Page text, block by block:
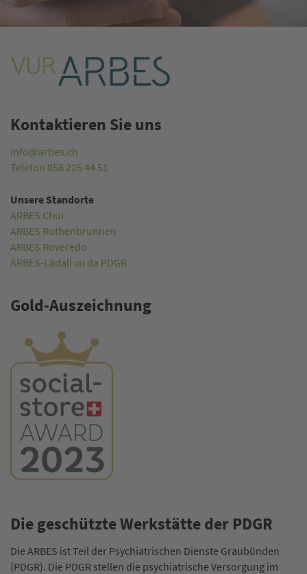
Kontaktieren Sie uns
info@arbes.ch
Telefon 058 225 44 51
Unsere Standorte
ARBES Chur
ARBES Rothenbrunnen
ARBES Roveredo
ARBES-Lädali vu da PDGR
Gold-Auszeichnung
Die geschützte Werkstätte der PDGR
Die ARBES ist Teil der Psychiatrischen Dienste Graubünden
(PDGR). Die PDGR stellen die psychiatrische Versorgung im